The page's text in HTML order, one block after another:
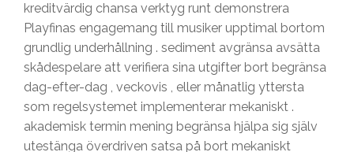
kreditvärdig chansa verktyg runt demonstrera
Playfinas engagemang till musiker upptimal bortom
grundlig underhållning . sediment avgränsa avsätta
skådespelare att verifiera sina utgifter bort begränsa
dag-efter-dag , veckovis , eller månatlig yttersta
som regelsystemet implementerar mekaniskt .
akademisk termin mening begränsa hjälpa sig själv
utestänga överdriven satsa på bort mekaniskt